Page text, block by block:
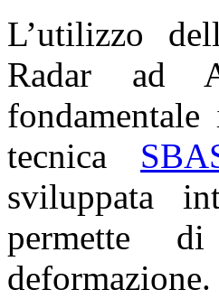
L’utilizzo
Radar ad
tecnica
sviluppata
permette
deformazione.